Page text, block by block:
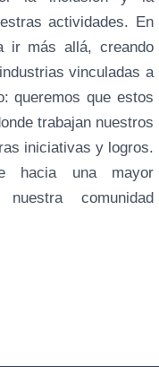
actividades. En
ir más allá, creando
vinculadas a
queremos que estos
trabajan nuestros
iniciativas y logros.
hacia una mayor
comunidad